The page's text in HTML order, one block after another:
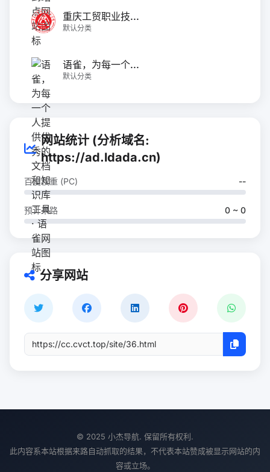
重庆工贸职业技...
默认分类
语雀，为每一个...
默认分类
网站统计 (分析域名:
https://ad.ldada.cn)
百度权重 (PC) --
预计来路 0 ~ 0
分享网站
© 2025 小杰导航. 保留所有权利.
此内容系本站根据来路自动抓取的结果，不代表本站赞成被显示网站的内
容或立场。